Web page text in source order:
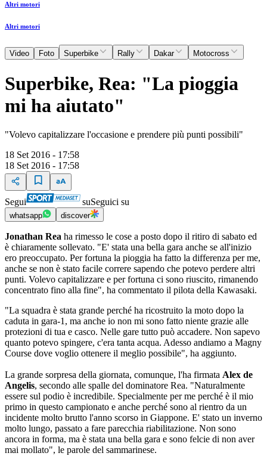
Altri motori
Altri motori
Video Foto Superbike Rally Dakar Motocross
Superbike, Rea: "La pioggia
mi ha aiutato"
"Volevo capitalizzare l'occasione e prendere più punti possibili"
18 Set 2016 - 17:58
18 Set 2016 - 17:58
Segui suSeguici su
whatsapp discover
Jonathan Rea ha rimesso le cose a posto dopo il ritiro di sabato ed
è chiaramente sollevato. "E' stata una bella gara anche se all'inizio
ero preoccupato. Per fortuna la pioggia ha fatto la differenza per me,
anche se non è stato facile correre sapendo che potevo perdere altri
punti. Volevo capitalizzare e per fortuna ci sono riuscito, rimanendo
concentrato fino alla fine", ha commentato il pilota della Kawasaki.
"La squadra è stata grande perché ha ricostruito la moto dopo la
caduta in gara-1, ma anche io non mi sono fatto niente grazie alle
protezioni di tua e casco. Nelle gare tutto può accadere. Non sapevo
quanto potevo spingere, c'era tanta acqua. Adesso andiamo a Magny
Course dove voglio ottenere il meglio possibile", ha aggiunto.
La grande sorpresa della giornata, comunque, l'ha firmata Alex de
Angelis, secondo alle spalle del dominatore Rea. "Naturalmente
essere sul podio è incredibile. Specialmente per me perché è il mio
primo in questo campionato e anche perché sono al rientro da un
incidente molto brutto l'anno scorso in Giappone. E' stato un inverno
molto lungo, passato a fare parecchia riabilitazione. Non sono
ancora in forma, ma è stata una bella gara e sono felcie di non aver
mai mollato", le parole del sammarinese.